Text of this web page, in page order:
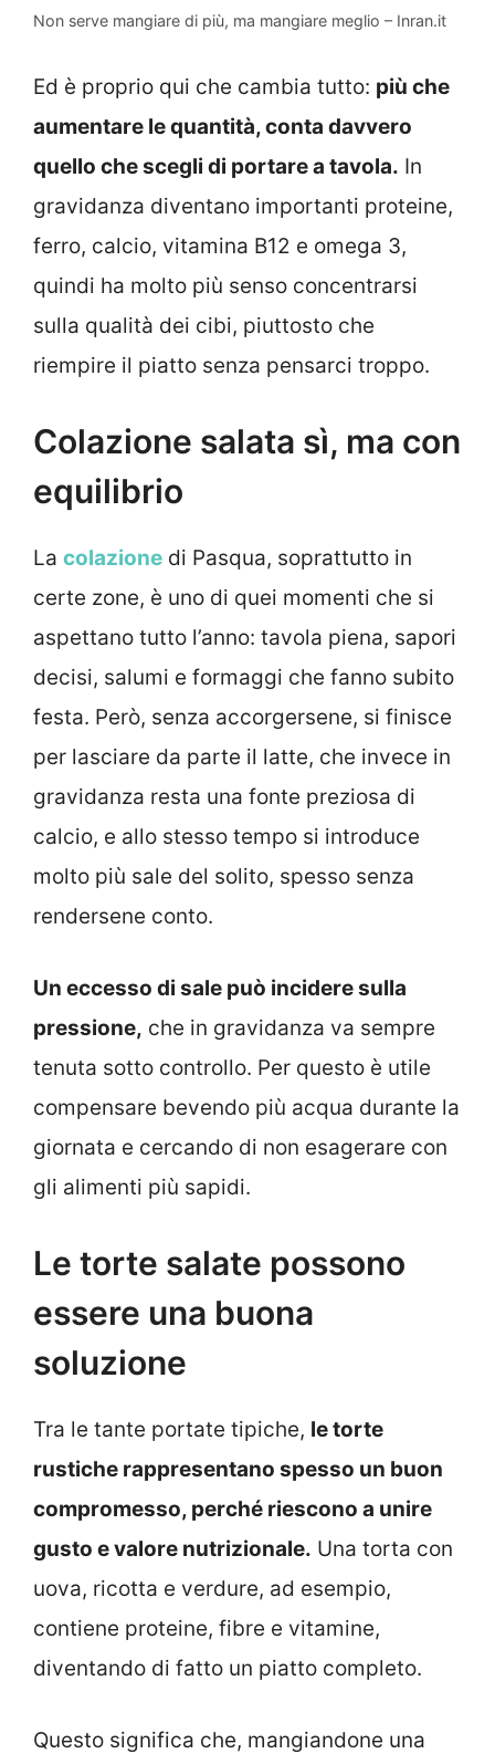
Non serve mangiare di più, ma mangiare meglio – Inran.it
Ed è proprio qui che cambia tutto: più che
aumentare le quantità, conta davvero
quello che scegli di portare a tavola. In
gravidanza diventano importanti proteine,
ferro, calcio, vitamina B12 e omega 3,
quindi ha molto più senso concentrarsi
sulla qualità dei cibi, piuttosto che
riempire il piatto senza pensarci troppo.
Colazione salata sì, ma con
equilibrio
La colazione di Pasqua, soprattutto in
certe zone, è uno di quei momenti che si
aspettano tutto l’anno: tavola piena, sapori
decisi, salumi e formaggi che fanno subito
festa. Però, senza accorgersene, si finisce
per lasciare da parte il latte, che invece in
gravidanza resta una fonte preziosa di
calcio, e allo stesso tempo si introduce
molto più sale del solito, spesso senza
rendersene conto.
Un eccesso di sale può incidere sulla
pressione, che in gravidanza va sempre
tenuta sotto controllo. Per questo è utile
compensare bevendo più acqua durante la
giornata e cercando di non esagerare con
gli alimenti più sapidi.
Le torte salate possono
essere una buona
soluzione
Tra le tante portate tipiche, le torte
rustiche rappresentano spesso un buon
compromesso, perché riescono a unire
gusto e valore nutrizionale. Una torta con
uova, ricotta e verdure, ad esempio,
contiene proteine, fibre e vitamine,
diventando di fatto un piatto completo.
Questo significa che, mangiandone una